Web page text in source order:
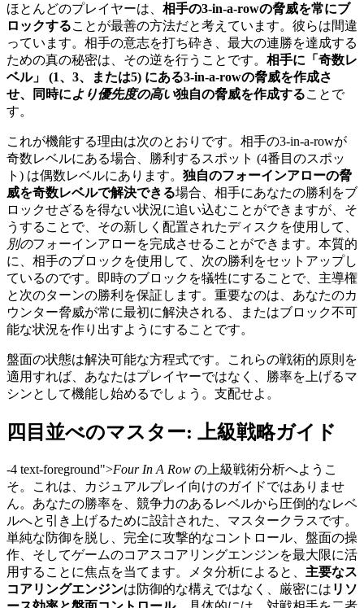
ほとんどのプレイヤーは、 相手の3-in-a-rowの脅威を常にブ
ロックすることが最善の方法だと考えています。彼らは間違
っています。相手の意志を打ち砕き、最大の連勝を達成する
ための真の秘密は、その逆を行うことです。 相手に「奇数レ
ベル」 (1、3、または5) にある3-in-a-rowの脅威を作成さ
せ、同時により優先度の高い独自の脅威を作成することで
す。
これが機能する理由は次のとおりです。相手の3-in-a-rowが
奇数レベルにある場合、勝利するスポット (4番目のスポッ
ト) は偶数レベルにあります。 独自のフォーインアローの脅
威を奇数レベルで解決できる場合、相手にあなたの勝利をブ
ロックせざるを得ない状況に追い込むことができますが、そ
うすることで、その新しく配置されたディスクを使用して、
別のフォーインアローを完成させることができます。本質的
に、相手のブロックを使用して、次の勝利をセットアップし
ているのです。即時のブロックを犠牲にすることで、主導権
と次のターンの勝利を保証します。重要なのは、あなたのカ
ウンター脅威が常に最初に解決される、またはブロック不可
能な状況を作り出すようにすることです。
盤面の状態は解決可能な方程式です。これらの戦術的原則を
適用すれば、あなたはプレイヤーではなく、勝率を上げるマ
シンとして機能し始めるでしょう。支配せよ。
四目並べのマスター: 上級戦略ガイド
-4 text-foreground">Four In A Row の上級戦術分析へようこ
そ。これは、カジュアルプレイ向けのガイドではありませ
ん。あなたの勝率を、競争力のあるレベルから圧倒的なレベ
ルへと引き上げるために設計された、マスタークラスです。
単純な防御を脱し、完全に攻撃的なコントロール、盤面の操
作、そしてゲームのコアスコアリングエンジンを最大限に活
用することに焦点を当てます。メタ分析によると、 主要なス
コアリングエンジンは防御的な構えではなく、厳密には リソ